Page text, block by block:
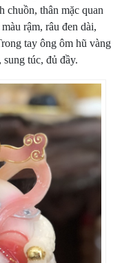
chuồn, thân mặc quan
rậm, râu đen dài,
tay ông ôm hũ vàng
túc, đủ đầy.